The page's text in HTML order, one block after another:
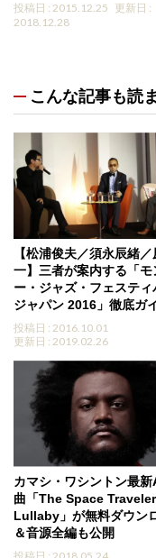
投稿日 : 2015.12.25 更新日 :
2018.12.28
こんな記事も読
【松浦俊夫／須永辰緒
一】三者が案内する「モ
ー・ジャズ・フェスティ
ジャパン 2016」徹底ガ
投稿日 : 2016.10.01
更新日 : 2019.02.26
カマシ・ワシントン最
曲「The Space
Lullaby」が無料ダウン
＆音源全編も公開